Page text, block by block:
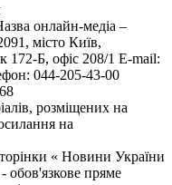
онлайн-медіа –
місто Київ,
Б, офіс 208/1 E-mail:
044-205-43-00
розміщених на
на
« Новини України
- обов'язкове пряме